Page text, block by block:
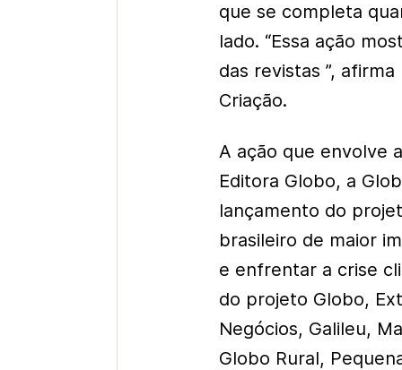
que se completa
lado. “Essa ação
das revistas ”,
Criação.
A ação que envolve
Editora Globo, a
lançamento do
brasileiro de maior
e enfrentar a crise
do projeto Globo,
Negócios, Galileu,
Globo Rural,